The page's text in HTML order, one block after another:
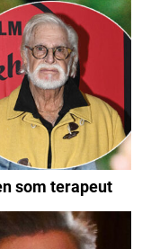
som terapeut